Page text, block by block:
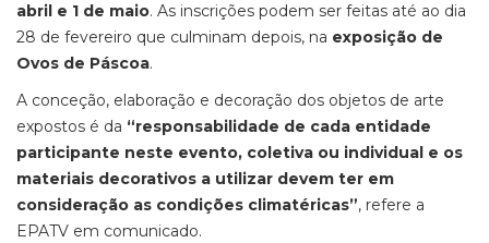
abril e 1 de maio. As inscrições podem ser feitas até ao dia
28 de fevereiro que culminam depois, na exposição de
Ovos de Páscoa.
A conceção, elaboração e decoração dos objetos de arte
expostos é da “responsabilidade de cada entidade
participante neste evento, coletiva ou individual e os
materiais decorativos a utilizar devem ter em
consideração as condições climatéricas”, refere a
EPATV em comunicado.